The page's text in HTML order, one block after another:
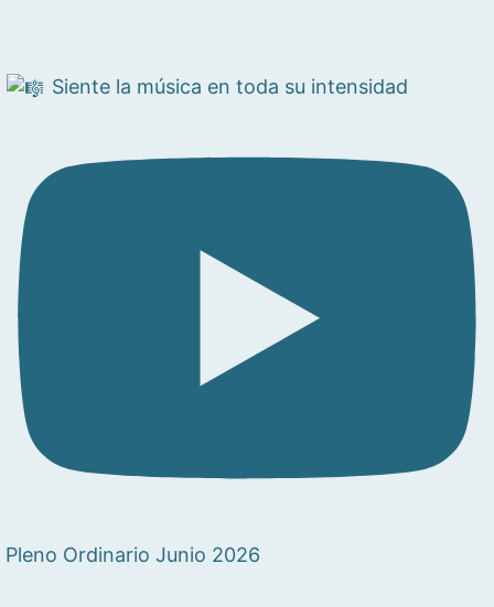
Siente la música en toda su intensidad
Pleno Ordinario Junio 2026